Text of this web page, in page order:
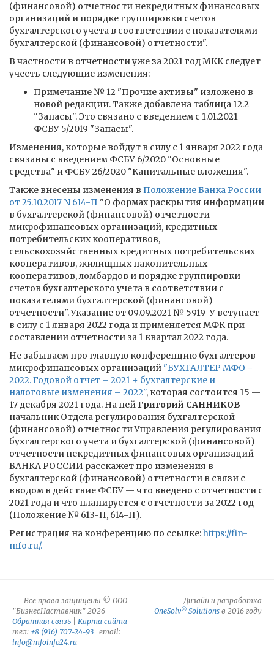
(финансовой) отчетности некредитных финансовых
организаций и порядке группировки счетов
бухгалтерского учета в соответствии с показателями
бухгалтерской (финансовой) отчетности".
В частности в отчетности уже за 2021 год МКК следует
учесть следующие изменения:
Примечание № 12 "Прочие активы" изложено в
новой редакции. Также добавлена таблица 12.2
"Запасы". Это связано с введением с 1.01.2021
ФСБУ 5/2019 "Запасы".
Изменения, которые войдут в силу с 1 января 2022 года
связаны с введением ФСБУ 6/2020 "Основные
средства" и ФСБУ 26/2020 "Капитальные вложения".
Также внесены изменения в Положение Банка России
от 25.10.2017 N 614-П "О формах раскрытия информации
в бухгалтерской (финансовой) отчетности
микрофинансовых организаций, кредитных
потребительских кооперативов,
сельскохозяйственных кредитных потребительских
кооперативов, жилищных накопительных
кооперативов, ломбардов и порядке группировки
счетов бухгалтерского учета в соответствии с
показателями бухгалтерской (финансовой)
отчетности". Указание от 09.09.2021 № 5919-У вступает
в силу с 1 января 2022 года и применяется МФК при
составлении отчетности за 1 квартал 2022 года.
Не забываем про главную конференцию бухгалтеров
микрофинансовых организаций "БУХГАЛТЕР МФО −
2022. Годовой отчет – 2021 + бухгалтерские и
налоговые изменения – 2022", которая состоится 15 —
17 декабря 2021 года. На нейГригорий САННИКОВ -
начальник Отдела регулирования бухгалтерской
(финансовой) отчетности Управления регулирования
бухгалтерского учета и бухгалтерской (финансовой)
отчетности некредитных финансовых организаций
БАНКА РОССИИ расскажет про изменения в
бухгалтерской (финансовой) отчетности в связи с
вводом в действие ФСБУ — что введено с отчетности с
2021 года и что планируется с отчетности за 2022 год
(Положение № 613-П, 614-П).
Регистрация на конференцию по ссылке:https://fin-
mfo.ru/.
Все права защищены © ООО
"БизнесНаставник" 2026
Обратная связь
Карта сайта
тел: +8 (916) 707-24-93 email:
info@mfoinfo24.ru
Дизайн и разработка
OneSolv® Solutions в 2016 году